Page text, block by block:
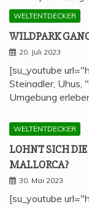
WELTENTDECKER
WILD­PARK
20. Juli 2023
[su_youtube
Steinadler, Uhus,
Umgebung
WELTENTDECKER
LOHNT SICH
MALLORCA?
30. Mai 2023
[su_youtube